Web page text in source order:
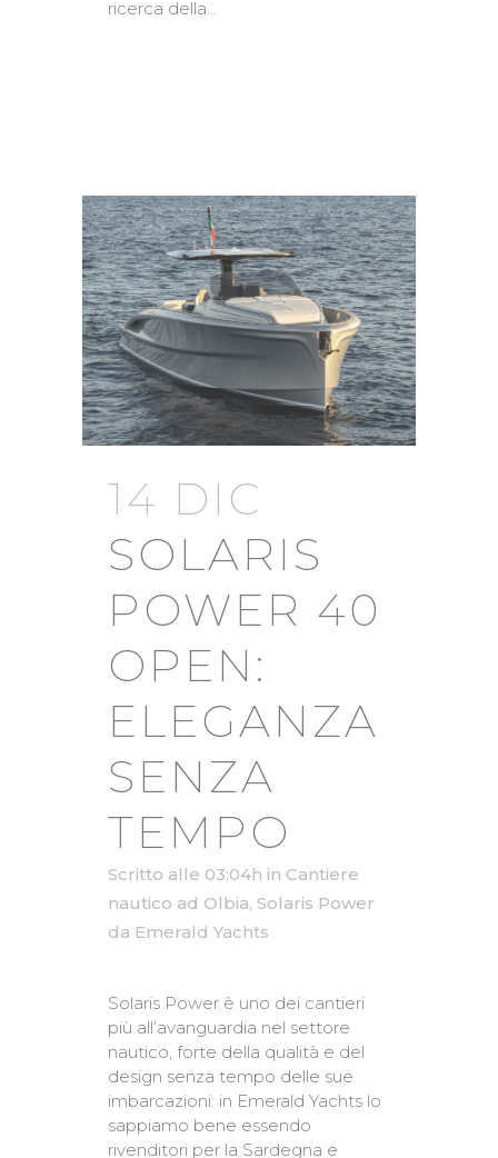
ricerca della...
14 DIC
SOLARIS
POWER 40
OPEN:
ELEGANZA
SENZA
TEMPO
Scritto alle 03:04h in Cantiere
nautico ad Olbia, Solaris Power
da Emerald Yachts
Solaris Power è uno dei cantieri
più all’avanguardia nel settore
nautico, forte della qualità e del
design senza tempo delle sue
imbarcazioni: in Emerald Yachts lo
sappiamo bene essendo
rivenditori per la Sardegna e